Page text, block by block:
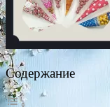
Содержание